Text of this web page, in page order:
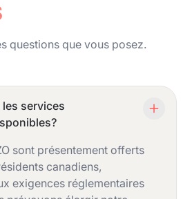
questions que vous posez.
services
sont présentement offerts
canadiens,
exigences réglementaires